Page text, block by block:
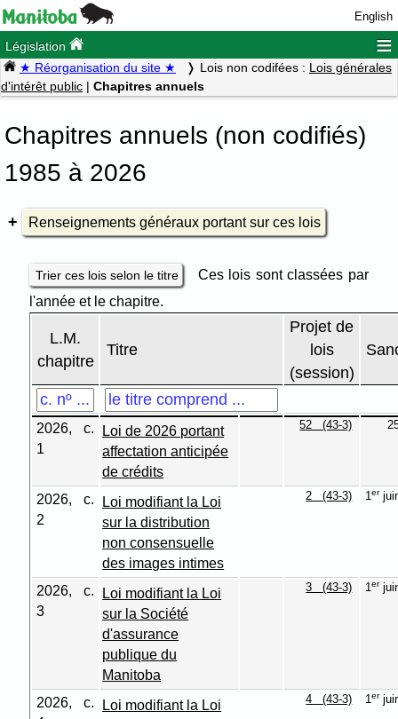
English
Législation ≡
★ Réorganisation du site ★ Lois non codifées : Lois générales
d'intérêt public | Chapitres annuels
Chapitres annuels (non codifiés)
1985 à 2026
Renseignements généraux portant sur ces lois
Trier ces lois selon le titre
Ces lois sont classées par
l'année et le chapitre.
L.M.
chapitre
Titre
Projet de
lois
(session)
2026, c.
1
Loi de 2026 portant
affectation anticipée
de crédits
52 (43-3)
2026, c.
2
Loi modifiant la Loi
sur la distribution
non consensuelle
des images intimes
2 (43-3) 1er
2026, c.
3
Loi modifiant la Loi
sur la Société
d'assurance
publique du
Manitoba
3 (43-3) 1er
2026, c.
Loi modifiant la Loi
4 (43-3) 1er